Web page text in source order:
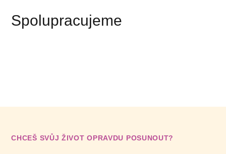
Spolupracujeme
CHCEŠ SVŮJ ŽIVOT OPRAVDU POSUNOUT?